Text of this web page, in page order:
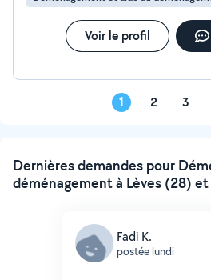
Voir le profil
1 2 3
Dernières demandes pour
déménagement à Lèves (28)
Fadi K.
postée lundi